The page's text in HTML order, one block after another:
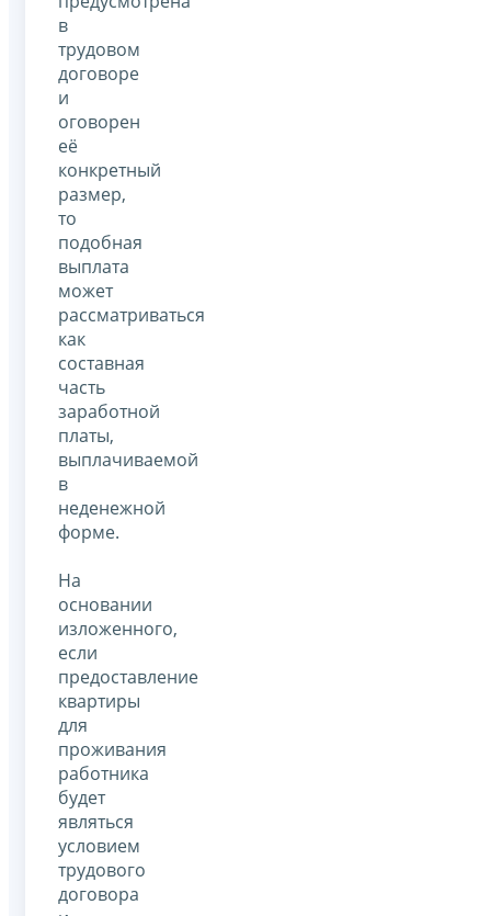
в
трудовом
договоре
и
оговорен
её
конкретный
размер,
то
подобная
выплата
может
рассматриваться
как
составная
часть
заработной
платы,
выплачиваемой
в
неденежной
форме.
На
основании
изложенного,
если
предоставление
квартиры
для
проживания
работника
будет
являться
условием
трудового
договора